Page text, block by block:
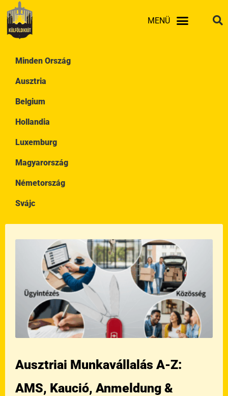
Skip
to
MENÜ
Minden Ország
Ausztria
Belgium
Hollandia
Luxemburg
Magyarország
Németország
Svájc
Ausztriai Munkavállalás A-Z:
AMS, Kaució, Anmeldung &